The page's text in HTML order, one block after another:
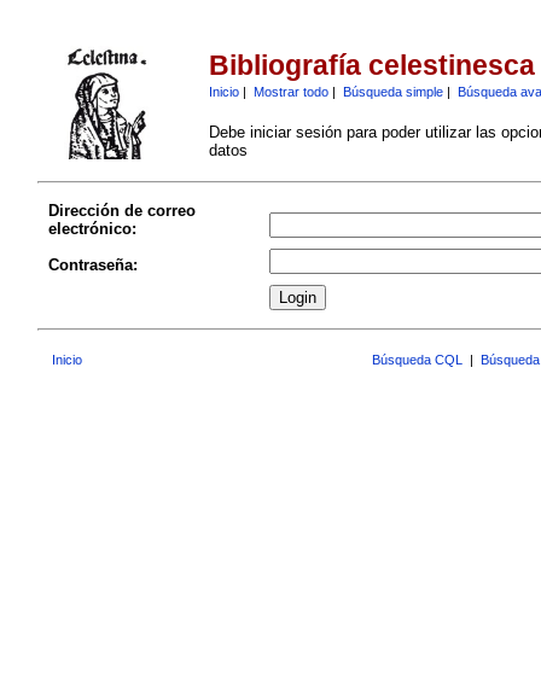
Bibliografía celestinesca
Inicio| Mostrar todo| Búsqueda simple| Búsqueda
Debe iniciar sesión para poder utilizar las
datos
Dirección de correo
electrónico:
Contraseña:
Inicio Búsqueda CQL |